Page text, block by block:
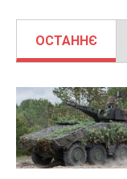
ОСТАННЄ